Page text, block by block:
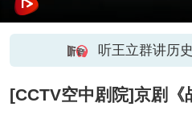
听王立群讲历
[CCTV空中剧院]京剧《